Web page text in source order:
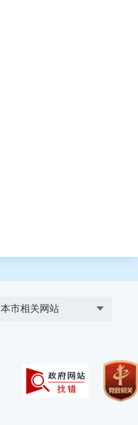
本市相关网站